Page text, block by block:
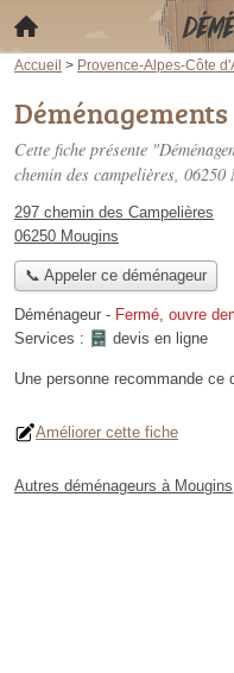
Accueil > Provence-Alpes-Côte
Déménagements
Cette fiche présente
chemin des campelières, 06250
297 chemin des Campelières
06250 Mougins
📞 Appeler ce déménageur
Déménageur - Fermé, ouvre
Services :
devis en ligne
Une personne recommande ce
Améliorer cette fiche
Autres déménageurs à Mougins